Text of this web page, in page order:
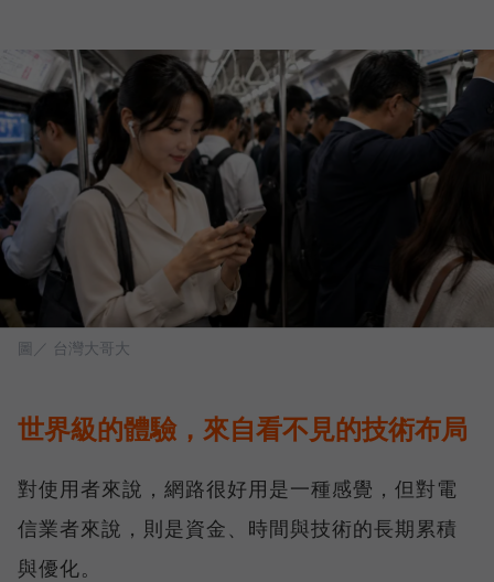
圖／ 台灣大哥大
世界級的體驗，來自看不見的技術布局
對使用者來說，網路很好用是一種感覺，但對電
信業者來說，則是資金、時間與技術的長期累積
與優化。